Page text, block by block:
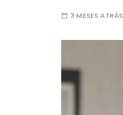
3 MESES ATRÁS